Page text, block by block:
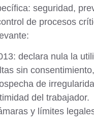
: seguridad,
de procesos
:
: declara nula la
sin
de
del trabajador.
y límites